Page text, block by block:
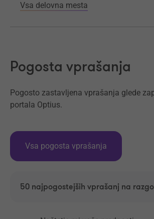
Vsa delovna mesta
Pogosta vprašanja
Pogosto zastavljena vprašanja glede
portala Optius.
Vsa pogosta vprašanja
50 najpogostejših vprašanj na